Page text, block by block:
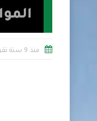
 منذ 9 سنة تقريبا